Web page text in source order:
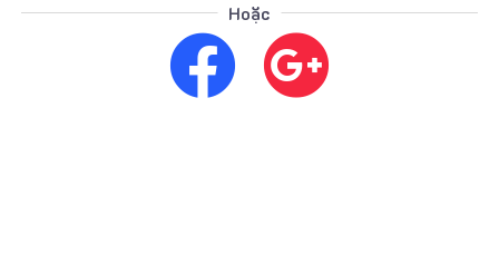
Hoặc